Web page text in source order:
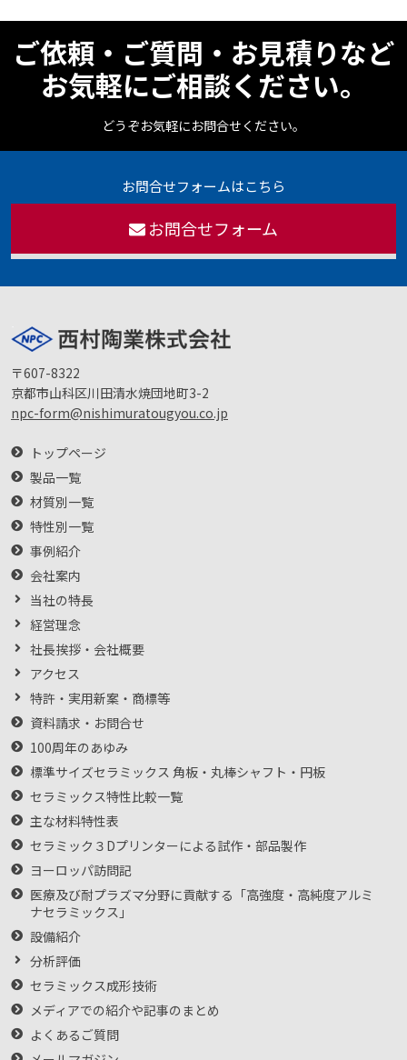
ご依頼・ご質問・お見積りなど
お気軽にご相談ください。
どうぞお気軽にお問合せください。
お問合せフォームはこちら
お問合せフォーム
〒607-8322
京都市山科区川田清水焼団地町3-2
npc-form@nishimuratougyou.co.jp
トップページ
製品一覧
材質別一覧
特性別一覧
事例紹介
会社案内
当社の特長
経営理念
社長挨拶・会社概要
アクセス
特許・実用新案・商標等
資料請求・お問合せ
100周年のあゆみ
標準サイズセラミックス 角板・丸棒シャフト・円板
セラミックス特性比較一覧
主な材料特性表
セラミック３Dプリンターによる試作・部品製作
ヨーロッパ訪問記
医療及び耐プラズマ分野に貢献する「高強度・高純度アルミ
ナセラミックス」
設備紹介
分析評価
セラミックス成形技術
メディアでの紹介や記事のまとめ
よくあるご質問